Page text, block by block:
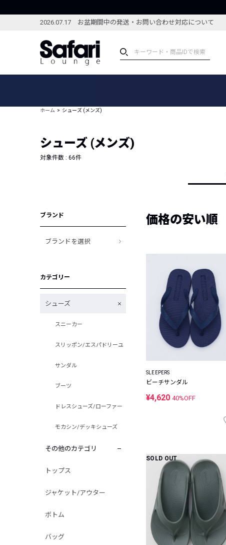
2026.07.17 お盆期間中の発送・お問い合わせ対応について
ブランドから探す
新着アイテム
編集部のおすすめアイテム
ホーム シューズ (メンズ)
シューズ (メンズ)
対象件数 : 66件
ブランド
ブランドを選択
カテゴリー
シューズ
スニーカー
スリッポン/エスパドリーユ
サンダル
ブーツ
ドレスシューズ/ローファー
モカシン/デッキシューズ
その他のカテゴリ
トップス
ジャケット/アウター
ボトム
バッグ
価格の安い順
SLEEPERS
ビーチサンダル
¥4,620 40%OFF
SOLD OUT